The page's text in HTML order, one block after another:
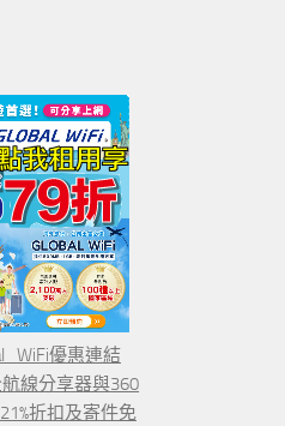
優惠連結
線分享器與360
折扣及寄件免